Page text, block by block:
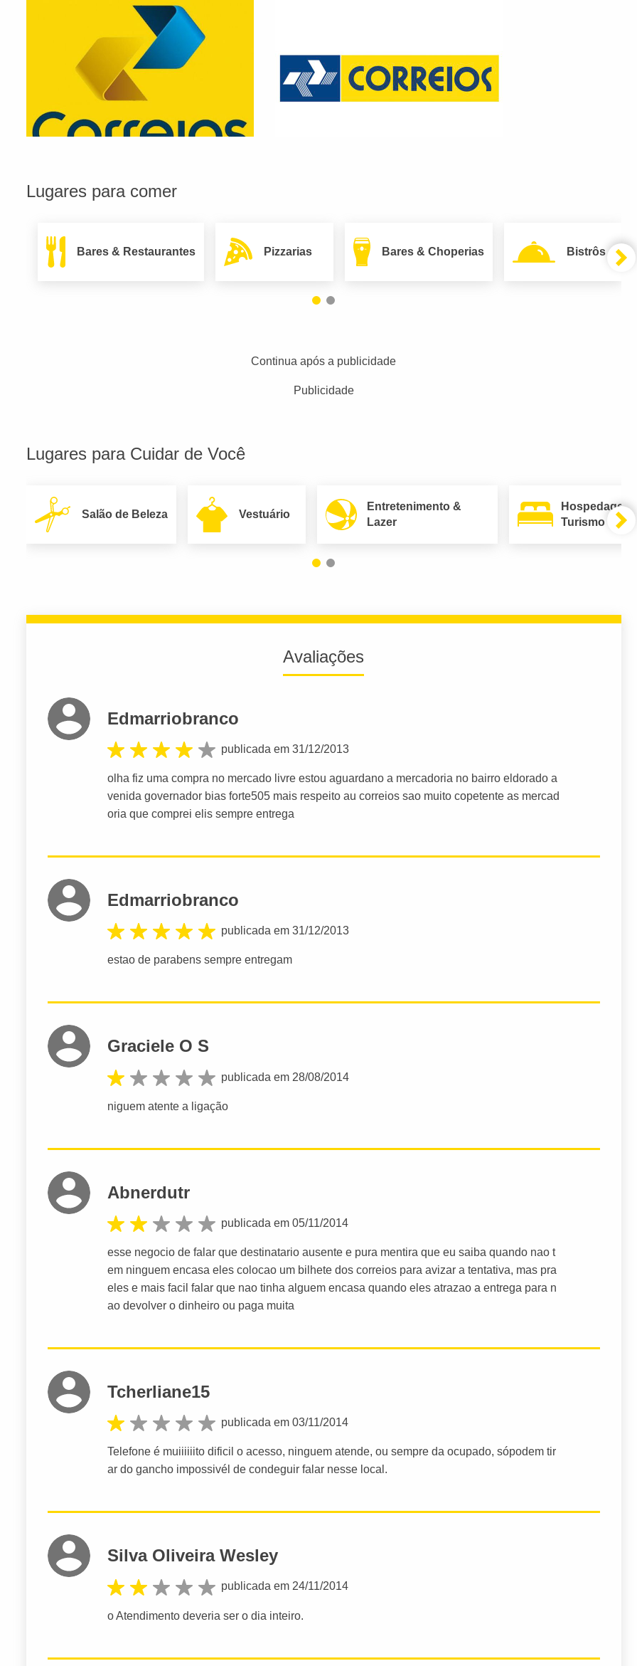
Lugares para comer
Bares & Restaurantes Pizzarias Bares & Choperias Bistrôs
Continua após a publicidade
Publicidade
Lugares para Cuidar de Você
Salão de Beleza Vestuário
Entretenimento &
Lazer
Hospedagem
Turismo
Avaliações
Edmarriobranco
publicada em 31/12/2013
olha fiz uma compra no mercado livre estou aguardano a mercadoria no bairro eldorado a
venida governador bias forte505 mais respeito au correios sao muito copetente as mercad
oria que comprei elis sempre entrega
Edmarriobranco
publicada em 31/12/2013
estao de parabens sempre entregam
Graciele O S
publicada em 28/08/2014
niguem atente a ligação
Abnerdutr
publicada em 05/11/2014
esse negocio de falar que destinatario ausente e pura mentira que eu saiba quando nao t
em ninguem encasa eles colocao um bilhete dos correios para avizar a tentativa, mas pra
eles e mais facil falar que nao tinha alguem encasa quando eles atrazao a entrega para n
ao devolver o dinheiro ou paga muita
Tcherliane15
publicada em 03/11/2014
Telefone é muiiiiiito dificil o acesso, ninguem atende, ou sempre da ocupado, sópodem tir
ar do gancho impossivél de condeguir falar nesse local.
Silva Oliveira Wesley
publicada em 24/11/2014
o Atendimento deveria ser o dia inteiro.